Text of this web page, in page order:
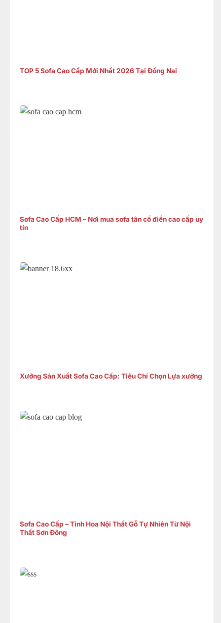
TOP 5 Sofa Cao Cấp Mới Nhất 2026 Tại Đồng Nai
Sofa Cao Cấp HCM – Nơi mua sofa tân cổ điển cao cấp uy
tín
Xưởng Sản Xuất Sofa Cao Cấp: Tiêu Chí Chọn Lựa xưởng
Sofa Cao Cấp – Tinh Hoa Nội Thất Gỗ Tự Nhiên Từ Nội
Thất Sơn Đông